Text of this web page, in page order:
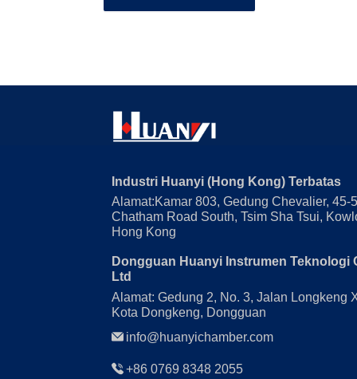
Industri Huanyi (Hong Kong) Terbatas
Alamat:Kamar 803, Gedung Chevalier, 45-
Chatham Road South, Tsim Sha Tsui,
Hong Kong
Dongguan Huanyi Instrumen Teknologi
Ltd
Alamat: Gedung 2, No. 3, Jalan Longkeng
Kota Dongkeng, Dongguan
info@huanyichamber.com
+86 0769 8348 2055